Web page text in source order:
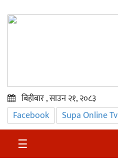
प्रमुख
समाचार
सुदुर
बिहीबार , साउन २१, २०८३
Facebook Supa Online Tv
☰